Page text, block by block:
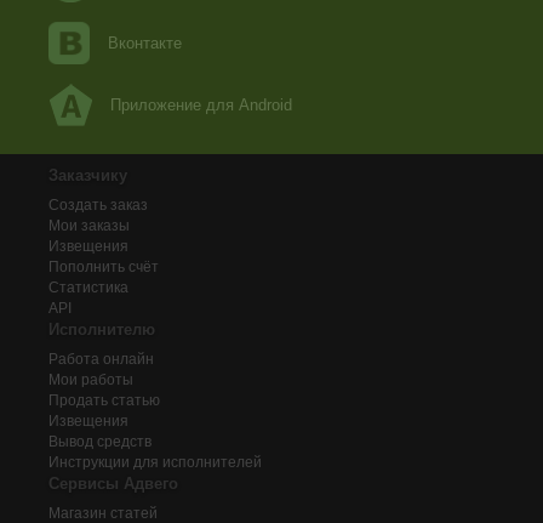
Вконтакте
Приложение для Android
Заказчику
Создать заказ
Мои заказы
Извещения
Пополнить счёт
Статистика
API
Исполнителю
Работа онлайн
Мои работы
Продать статью
Извещения
Вывод средств
Инструкции для исполнителей
Сервисы Адвего
Магазин статей